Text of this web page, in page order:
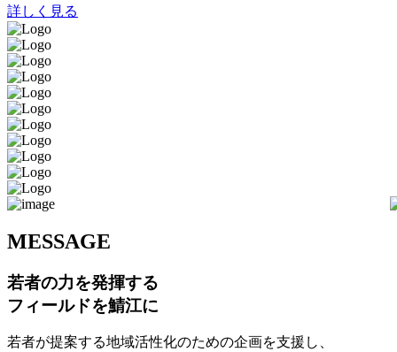
詳しく見る
MESSAGE
若者の力を発揮する
フィールドを鯖江に
若者が提案する地域活性化のための企画を支援し、